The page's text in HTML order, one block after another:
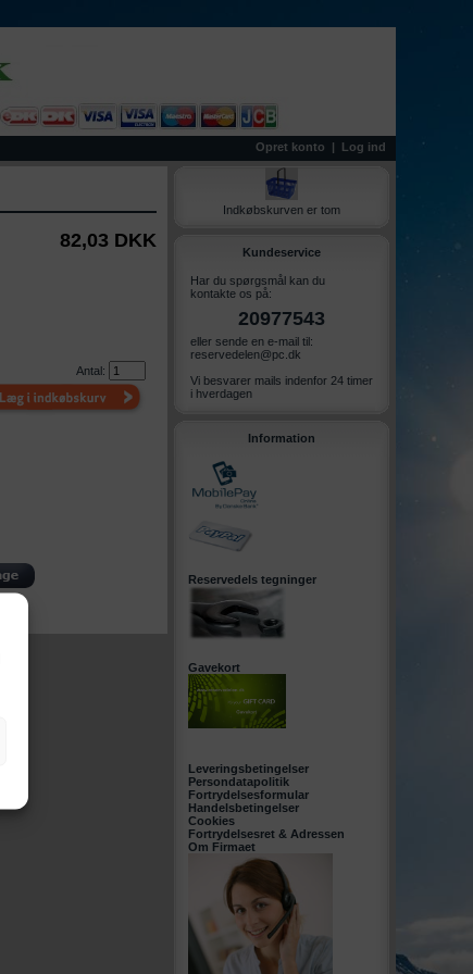
Opret konto | Log ind
82,03 DKK
Antal:
Indkøbskurven er tom
Kundeservice
Har du spørgsmål kan du
kontakte os på:
20977543
eller sende en e-mail til:
reservedelen@pc.dk
Vi besvarer mails indenfor 24 timer
i hverdagen
Information
Reservedels tegninger
Gavekort
Leveringsbetingelser
Persondatapolitik
Fortrydelsesformular
Handelsbetingelser
Cookies
Fortrydelsesret & Adressen
Om Firmaet